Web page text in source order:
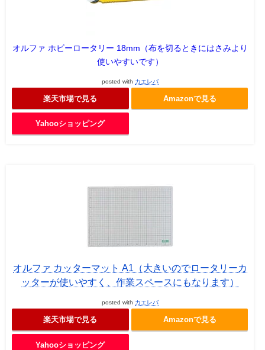
オルファ ホビーロータリー 18mm（布を切るときにはさみより
使いやすいです）
posted with カエレバ
楽天市場で見る Amazonで見る
Yahooショッピング
オルファ カッターマット A1（大きいのでロータリーカ
ッターが使いやすく、作業スペースにもなります）
posted with カエレバ
楽天市場で見る Amazonで見る
Yahooショッピング